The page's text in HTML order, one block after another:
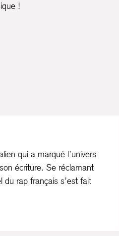
!
qui a marqué l’univers
écriture. Se réclamant
du rap français s’est fait